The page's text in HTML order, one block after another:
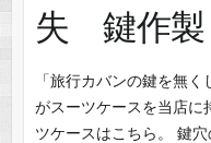
失 鍵作製
「旅行カバンの鍵を無
がスーツケースを当店に
ツケースはこちら。 鍵